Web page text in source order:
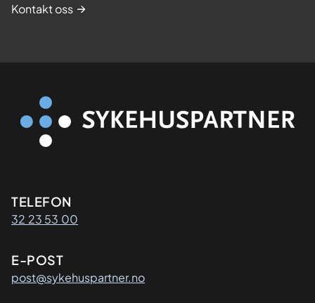
Kontakt oss
Kontaktinformasjon
TELEFON
32 23 53 00
E-POST
post@sykehuspartner.no